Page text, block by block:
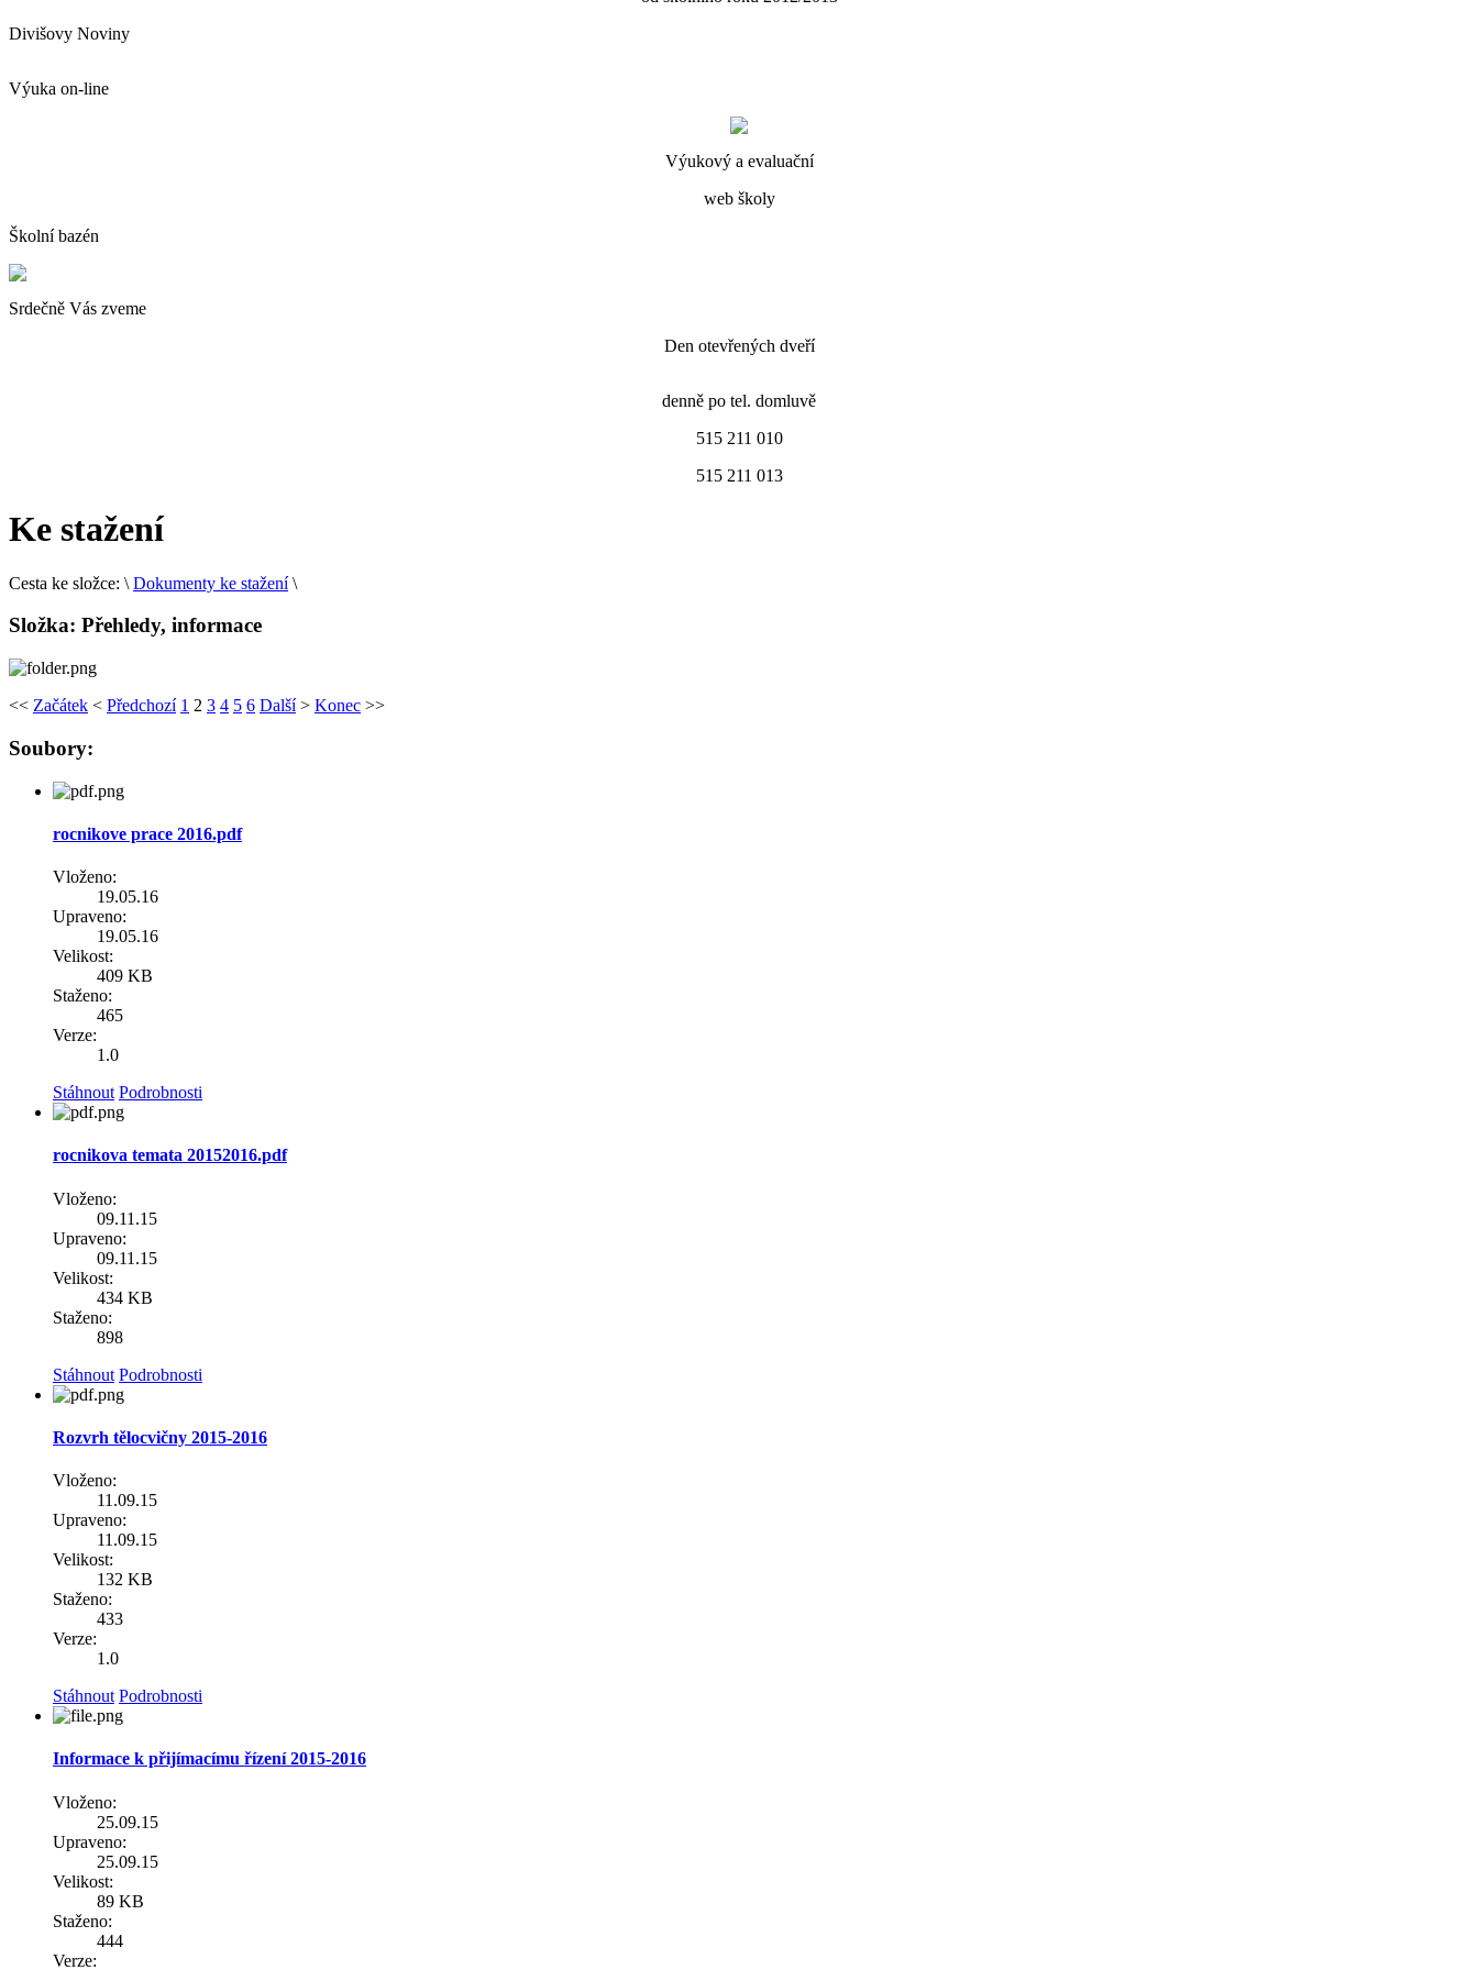
Divišovy Noviny
Výuka on-line
Výukový a evaluační
web školy
Školní bazén
Srdečně Vás zveme
Den otevřených dveří
denně po tel. domluvě
515 211 010
515 211 013
Ke stažení
Cesta ke složce: \ Dokumenty ke stažení \
Složka: Přehledy, informace
<< Začátek < Předchozí 1 2 3 4 5 6 Další> Konec >>
Soubory:
rocnikove prace 2016.pdf
Vloženo:
19.05.16
Upraveno:
19.05.16
Velikost:
409 KB
Staženo:
465
Verze:
1.0
Stáhnout Podrobnosti
rocnikova temata 20152016.pdf
Vloženo:
09.11.15
Upraveno:
09.11.15
Velikost:
434 KB
Staženo:
898
Stáhnout Podrobnosti
Rozvrh tělocvičny 2015-2016
Vloženo:
11.09.15
Upraveno:
11.09.15
Velikost:
132 KB
Staženo:
433
Verze:
1.0
Stáhnout Podrobnosti
Informace k přijímacímu řízení 2015-2016
Vloženo:
25.09.15
Upraveno:
25.09.15
Velikost:
89 KB
Staženo:
444
Verze: